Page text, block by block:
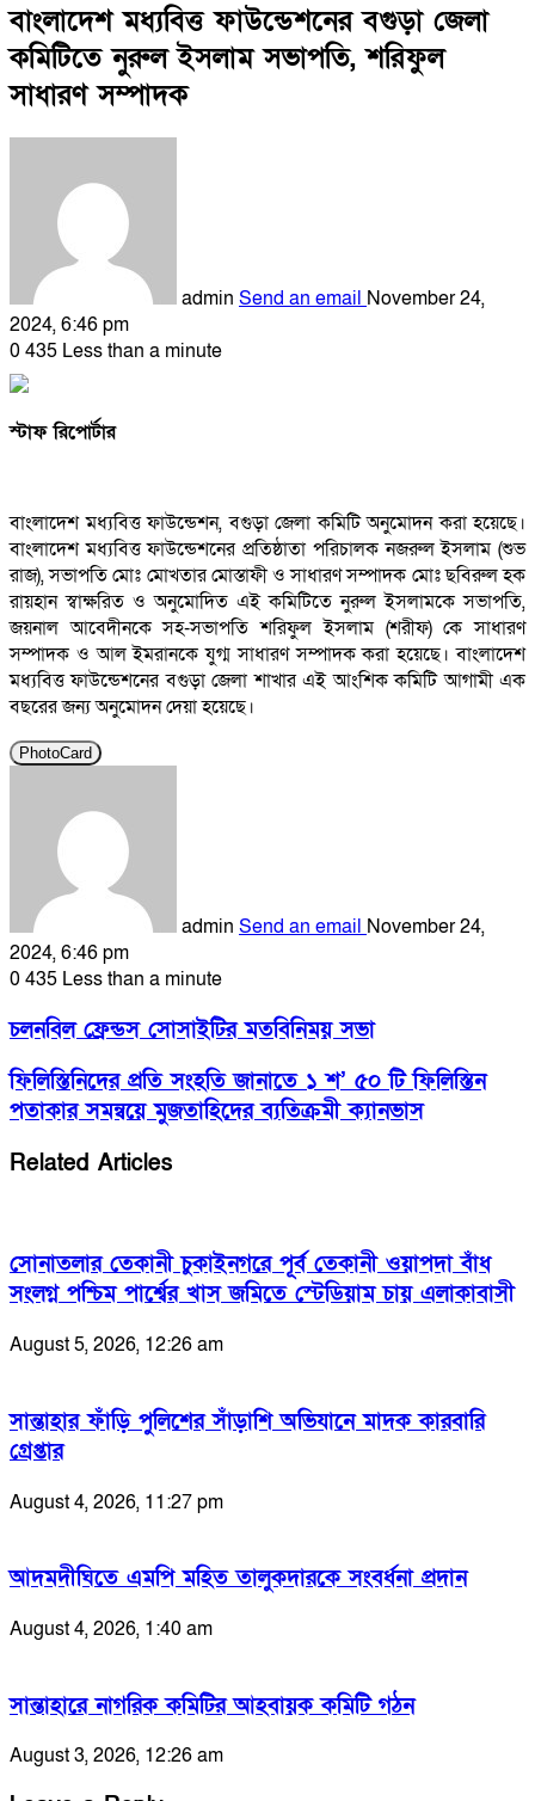
বাংলাদেশ মধ্যবিত্ত ফাউন্ডেশনের বগুড়া জেলা
কমিটিতে নুরুল ইসলাম সভাপতি, শরিফুল
সাধারণ সম্পাদক
admin Send an email November 24,
2024, 6:46 pm
0 435 Less than a minute
স্টাফ রিপোর্টার
বাংলাদেশ মধ্যবিত্ত ফাউন্ডেশন, বগুড়া জেলা কমিটি অনুমোদন করা হয়েছে।
বাংলাদেশ মধ্যবিত্ত ফাউন্ডেশনের প্রতিষ্ঠাতা পরিচালক নজরুল ইসলাম (শুভ
রাজ), সভাপতি মোঃ মোখতার মোস্তাফী ও সাধারণ সম্পাদক মোঃ ছবিরুল হক
রায়হান স্বাক্ষরিত ও অনুমোদিত এই কমিটিতে নুরুল ইসলামকে সভাপতি,
জয়নাল আবেদীনকে সহ-সভাপতি শরিফুল ইসলাম (শরীফ) কে সাধারণ
সম্পাদক ও আল ইমরানকে যুগ্ম সাধারণ সম্পাদক করা হয়েছে। বাংলাদেশ
মধ্যবিত্ত ফাউন্ডেশনের বগুড়া জেলা শাখার এই আংশিক কমিটি আগামী এক
বছরের জন্য অনুমোদন দেয়া হয়েছে।
PhotoCard
admin Send an email November 24,
2024, 6:46 pm
0 435 Less than a minute
চলনবিল ফ্রেন্ডস সোসাইটির মতবিনিময় সভা
ফিলিস্তিনিদের প্রতি সংহতি জানাতে ১ শ’ ৫০ টি ফিলিস্তিন
পতাকার সমন্বয়ে মুজতাহিদের ব্যতিক্রমী ক্যানভাস
Related Articles
সোনাতলার তেকানী চুকাইনগরে পূর্ব তেকানী ওয়াপদা বাঁধ
সংলগ্ন পশ্চিম পার্শ্বের খাস জমিতে স্টেডিয়াম চায় এলাকাবাসী
August 5, 2026, 12:26 am
সান্তাহার ফাঁড়ি পুলিশের সাঁড়াশি অভিযানে মাদক কারবারি
গ্রেপ্তার
August 4, 2026, 11:27 pm
আদমদীঘিতে এমপি মহিত তালুকদারকে সংবর্ধনা প্রদান
August 4, 2026, 1:40 am
সান্তাহারে নাগরিক কমিটির আহবায়ক কমিটি গঠন
August 3, 2026, 12:26 am